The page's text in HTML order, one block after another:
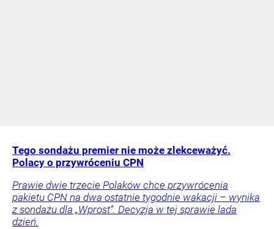
Tego sondażu premier nie może zlekceważyć.
Polacy o przywróceniu CPN
Prawie dwie trzecie Polaków chce przywrócenia
pakietu CPN na dwa ostatnie tygodnie wakacji – wynika
z sondażu dla „Wprost”. Decyzja w tej sprawie lada
dzień.